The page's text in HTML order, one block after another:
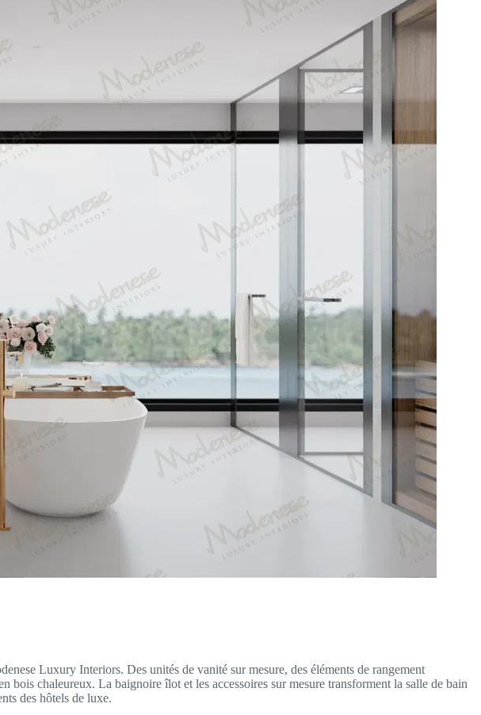
Luxury Interiors. Des unités de vanité sur mesure, des éléments de rangement
bois chaleureux. La baignoire îlot et les accessoires sur mesure transforment la salle de bain
des hôtels de luxe.